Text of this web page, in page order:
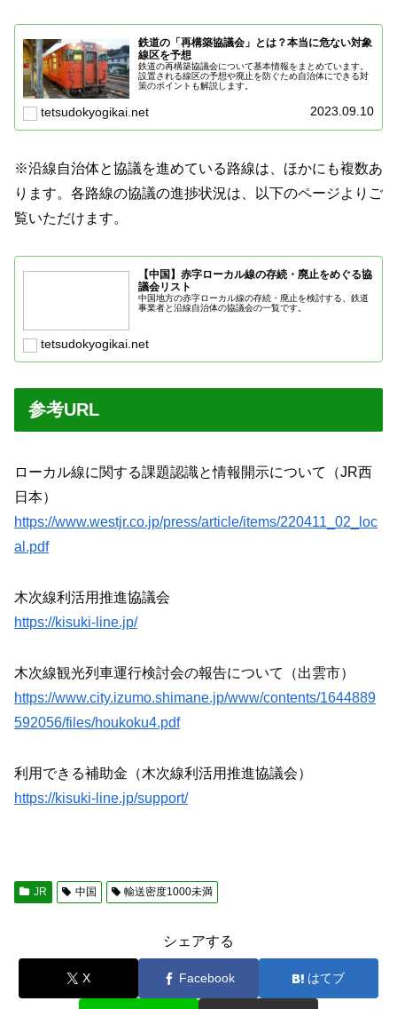
鉄道の「再構築協議会」とは？本当に危ない対象
線区を予想
鉄道の再構築協議会について基本情報をまとめています。
設置される線区の予想や廃止を防ぐため自治体にできる対
策のポイントも解説します。
tetsudokyogikai.net 2023.09.10
※沿線自治体と協議を進めている路線は、ほかにも複数あ
ります。各路線の協議の進捗状況は、以下のページよりご
覧いただけます。
【中国】赤字ローカル線の存続・廃止をめぐる協
議会リスト
中国地方の赤字ローカル線の存続・廃止を検討する、鉄道
事業者と沿線自治体の協議会の一覧です。
tetsudokyogikai.net
参考URL
ローカル線に関する課題認識と情報開示について（JR西
日本）
https://www.westjr.co.jp/press/article/items/220411_02_loc
al.pdf
木次線利活用推進協議会
https://kisuki-line.jp/
木次線観光列車運行検討会の報告について（出雲市）
https://www.city.izumo.shimane.jp/www/contents/1644889
592056/files/houkoku4.pdf
利用できる補助金（木次線利活用推進協議会）
https://kisuki-line.jp/support/
JR 中国 輸送密度1000未満
シェアする
X Facebook はてブ